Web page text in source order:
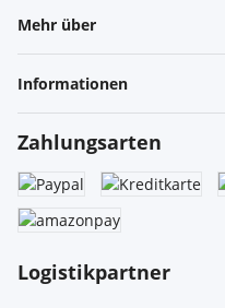
Mehr über
Informationen
Zahlungsarten
Logistikpartner